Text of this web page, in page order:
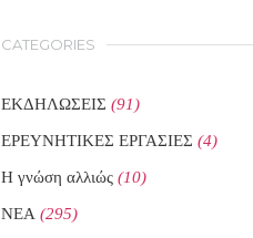
CATEGORIES
ΕΚΔΗΛΩΣΕΙΣ (91)
ΕΡΕΥΝΗΤΙΚΕΣ ΕΡΓΑΣΙΕΣ (4)
Η γνώση αλλιώς (10)
ΝΕΑ (295)